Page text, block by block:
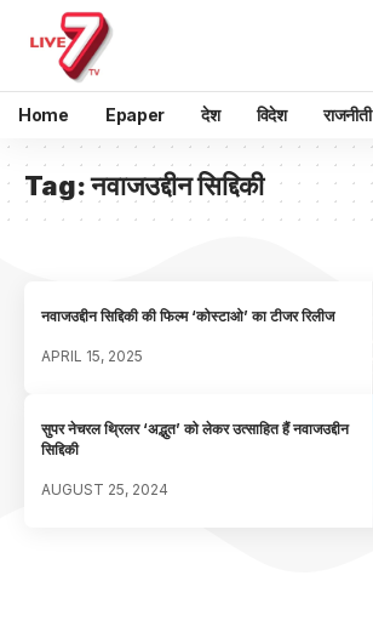
Home Epaper देश विदेश राजनीती
Tag:नवाजउद्दीन सिद्दिकी
नवाजउद्दीन सिद्दिकी की फिल्म ‘कोस्टाओ’ का टीजर रिलीज
APRIL 15, 2025
सुपर नेचरल थ्रिलर ‘अद्भुत’ को लेकर उत्साहित हैं नवाजउद्दीन
सिद्दिकी
AUGUST 25, 2024